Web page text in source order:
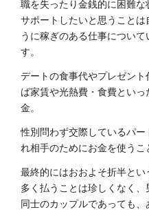
職を失ったり金銭的に困難
サポートしたいと思うこと
うに稼ぎのある仕事につい
す。
デートの食事代やプレゼン
ば家賃や光熱費・食費とい
金。
性別問わず交際しているパ
れ相手のためにお金を使うこ
最終的にはおおよそ折半と
多く払うことは珍しくなく
同士のカップルであっても